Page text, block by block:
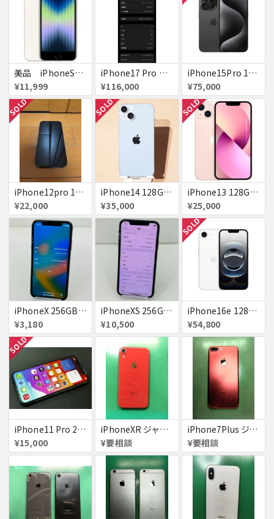
美品 iPhoneSE２ ｉＯＳ１８
¥11,999
iPhone17 Pro Max 256GB 画面割れ
¥116,000
iPhone15Pro 128GB ブラックチタニウム au
¥75,000
SOLD
iPhone12pro 128GB ブルー 赤ロム
¥22,000
SOLD
iPhone14 128GB Blue au 送料無料
¥35,000
SOLD
iPhone13 128GB ピンク docomo 送料無料
¥25,000
iPhoneX 256GB 赤ロム au ジャンク スペースグレイ A1902 送料無料
¥3,180
iPhoneXS 256GB 赤ロム 超美品 SoftBank ジャンク スペースグレイ MTE02J/A 送料無料
¥10,500
SOLD
iPhone16e 128GB ホワイト 送料無料
¥54,800
SOLD
iPhone11 Pro 256GB ジャンク品
¥15,000
iPhoneXR ジャンク品
¥要相談
iPhone7Plus ジャンク品
¥要相談